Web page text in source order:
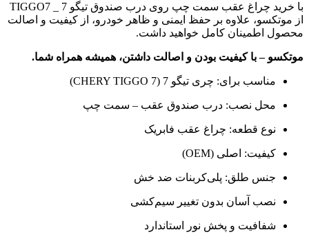
با خرید چراغ عقب سمت چپ روی درب صندوق تیگو 7 _ TIGGO7
از موتکسو، علاوه بر حفظ ایمنی و ظاهر خودرو، از کیفیت و اصالت
محصول اطمینان کامل خواهید داشت.
موتکسو – با کیفیت بودن و اصالت داشتن، همیشه همراه شما.
مناسب برای: چری تیگو 7 (CHERY TIGGO 7)
محل نصب: درب صندوق عقب – سمت چپ
نوع قطعه: چراغ عقب فابریک
کیفیت: اصلی (OEM)
جنس طلق: پلی‌کربنات ضد خش
نصب آسان بدون تغییر سیم‌کشی
شفافیت و پخش نور استاندارد